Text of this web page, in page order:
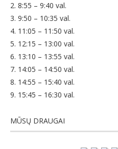
2. 8:55 – 9:40 val.
3. 9:50 – 10:35 val.
4. 11:05 – 11:50 val.
5. 12:15 – 13:00 val.
6. 13:10 – 13:55 val.
7. 14:05 – 14:50 val.
8. 14:55 – 15:40 val.
9. 15:45 – 16:30 val.
MŪSŲ DRAUGAI